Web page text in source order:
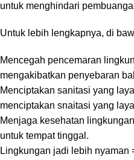
untuk menghindari
Untuk lebih lengkapnya, di
Mencegah pencemaran
mengakibatkan penyebaran
Menciptakan sanitasi yang
menciptakan snaitasi yang
Menjaga kesehatan
untuk tempat tinggal.
Lingkungan jadi lebih nyaman